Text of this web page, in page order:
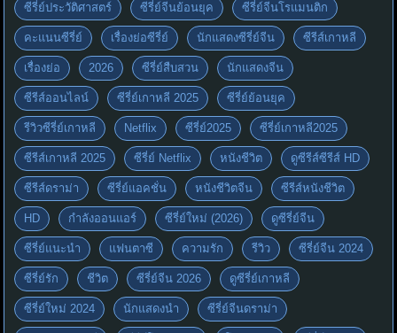
ซีรี่ย์ประวัติศาสตร์ ซีรี่ย์จีนย้อนยุค ซีรี่ย์จีนโรแมนติก
คะแนนซีรี่ย์ เรื่องย่อซีรี่ย์ นักแสดงซีรี่ย์จีน ซีรีส์เกาหลี
เรื่องย่อ 2026 ซีรี่ย์สืบสวน นักแสดงจีน
ซีรีส์ออนไลน์ ซีรี่ย์เกาหลี 2025 ซีรี่ย์ย้อนยุค
รีวิวซีรี่ย์เกาหลี Netflix ซีรี่ย์2025 ซีรี่ย์เกาหลี2025
ซีรีส์เกาหลี 2025 ซีรี่ย์ Netflix หนังชีวิต ดูซีรีส์ซีรีส์ HD
ซีรีส์ดราม่า ซีรี่ย์แอคชั่น หนังชีวิตจีน ซีรีส์หนังชีวิต
HD กำลังออนแอร์ ซีรี่ย์ใหม่ (2026) ดูซีรี่ย์จีน
ซีรี่ย์แนะนำ แฟนตาซี ความรัก รีวิว ซีรี่ย์จีน 2024
ซีรี่ย์รัก ชีวิต ซีรี่ย์จีน 2026 ดูซีรี่ย์เกาหลี
ซีรี่ย์ใหม่ 2024 นักแสดงนำ ซีรี่ย์จีนดราม่า